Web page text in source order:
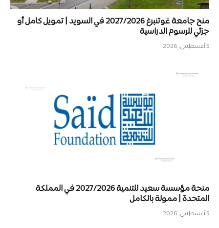
منح جامعة غوتنبرغ 2027/2026 في السويد | تمويل كامل أو
جزئي للرسوم الدراسية
5 أغسطس، 2026
منحة مؤسسة سعيد للتنمية 2027/2026 في المملكة
المتحدة | ممولة بالكامل
5 أغسطس، 2026